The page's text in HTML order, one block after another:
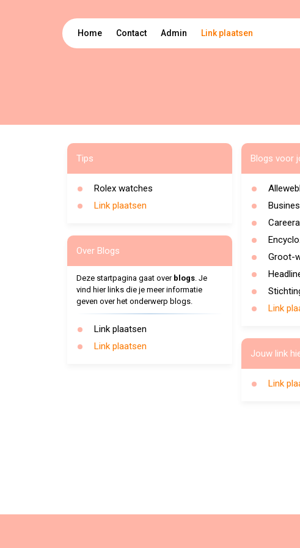
Home Contact Admin Link plaatsen
Tips
Rolex watches
Link plaatsen
Over Blogs
Deze startpagina gaat over blogs. Je
vind hier links die je meer informatie
geven over het onderwerp blogs.
Link plaatsen
Link plaatsen
Blogs voor
Groot-
Link
Jouw link
Link